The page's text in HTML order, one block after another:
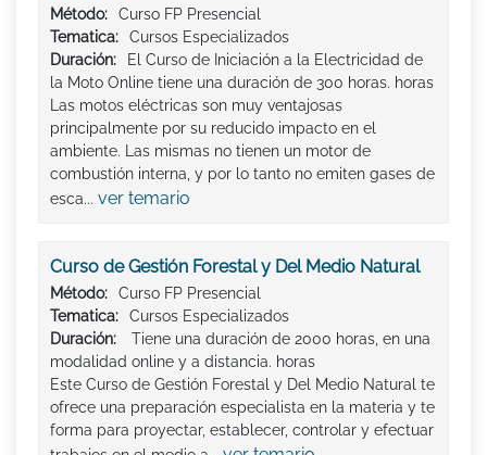
Método:
Curso FP Presencial
Tematica:
Cursos Especializados
Duración:
El Curso de Iniciación a la Electricidad de
la Moto Online tiene una duración de 300 horas. horas
Las motos eléctricas son muy ventajosas
principalmente por su reducido impacto en el
ambiente. Las mismas no tienen un motor de
combustión interna, y por lo tanto no emiten gases de
esca... ver temario
Curso de Gestión Forestal y Del Medio Natural
Método:
Curso FP Presencial
Tematica:
Cursos Especializados
Duración:
Tiene una duración de 2000 horas, en una
modalidad online y a distancia. horas
Este Curso de Gestión Forestal y Del Medio Natural te
ofrece una preparación especialista en la materia y te
forma para proyectar, establecer, controlar y efectuar